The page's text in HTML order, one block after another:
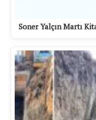
Soner Yalçın Martı